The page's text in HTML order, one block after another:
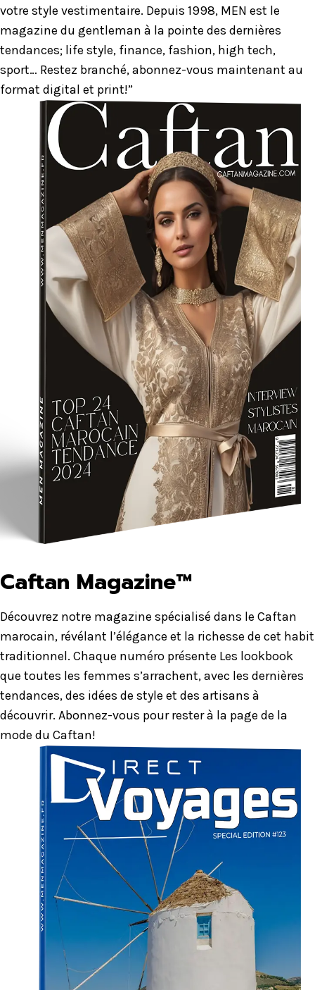
votre style vestimentaire. Depuis 1998, MEN est le
magazine du gentleman à la pointe des dernières
tendances; life style, finance, fashion, high tech,
sport… Restez branché, abonnez-vous maintenant au
format digital et print!”
Caftan Magazine™
Découvrez notre magazine spécialisé dans le Caftan
marocain, révélant l’élégance et la richesse de cet habit
traditionnel. Chaque numéro présente Les lookbook
que toutes les femmes s’arrachent, avec les dernières
tendances, des idées de style et des artisans à
découvrir. Abonnez-vous pour rester à la page de la
mode du Caftan!